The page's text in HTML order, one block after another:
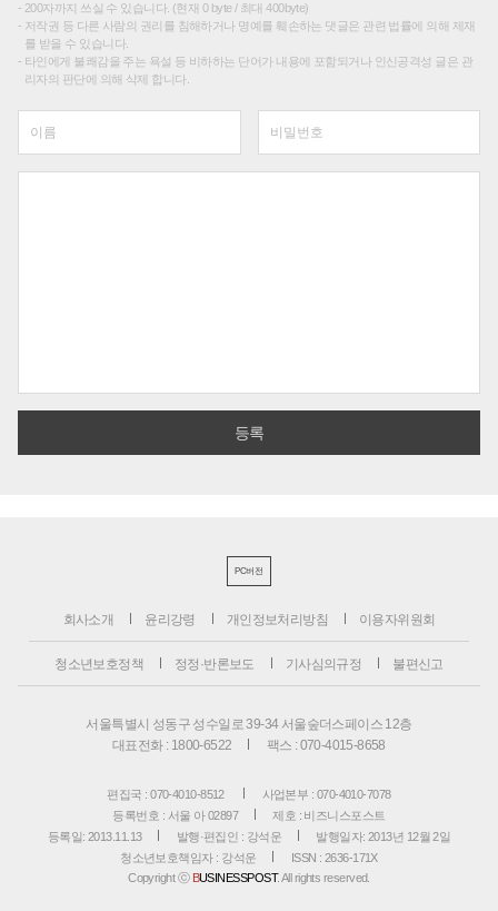
200자까지 쓰실 수 있습니다. (현재 0 byte / 최대 400byte)
저작권 등 다른 사람의 권리를 침해하거나 명예를 훼손하는 댓글은 관련 법률에 의해 제재
를 받을 수 있습니다.
타인에게 불쾌감을 주는 욕설 등 비하하는 단어가 내용에 포함되거나 인신공격성 글은 관
리자의 판단에 의해 삭제 합니다.
PC버전
회사소개 윤리강령 개인정보처리방침 이용자위원회
청소년보호정책 정정·반론보도 기사심의규정 불편신고
서울특별시 성동구 성수일로 39-34 서울숲더스페이스 12층
대표전화 : 1800-6522
팩스 : 070-4015-8658
편집국 : 070-4010-8512
사업본부 : 070-4010-7078
등록번호 : 서울 아 02897
제호 : 비즈니스포스트
등록일: 2013.11.13
발행·편집인 : 강석운
발행일자: 2013년 12월 2일
청소년보호책임자 : 강석운
ISSN : 2636-171X
Copyright ⓒ BUSINESSPOST. All rights reserved.